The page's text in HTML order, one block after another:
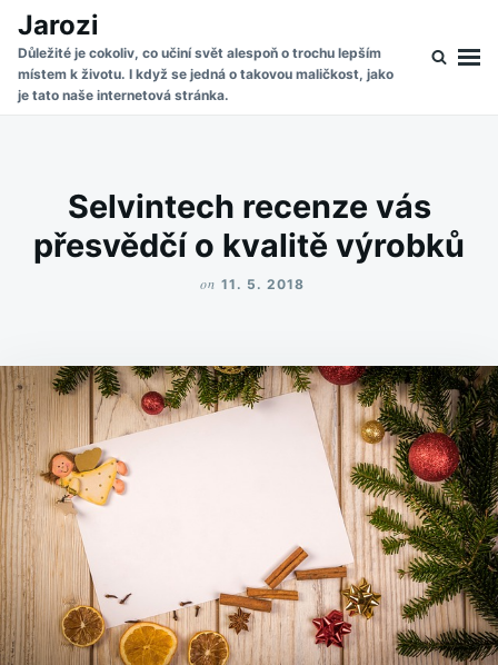
Skip
content
Search
for:
Jarozi
Důležité je cokoliv, co učiní svět alespoň o trochu lepším
místem k životu. I když se jedná o takovou maličkost, jako
je tato naše internetová stránka.
Selvintech recenze vás
přesvědčí o kvalitě výrobků
on 11. 5. 2018